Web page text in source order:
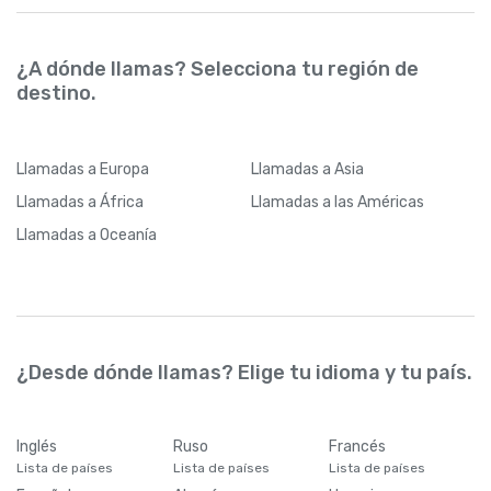
¿A dónde llamas? Selecciona tu región de
destino.
Llamadas a Europa Llamadas a Asia
Llamadas a África Llamadas a las Américas
Llamadas a Oceanía
¿Desde dónde llamas? Elige tu idioma y tu país.
Inglés
Lista de países
Ruso
Lista de países
Francés
Lista de países